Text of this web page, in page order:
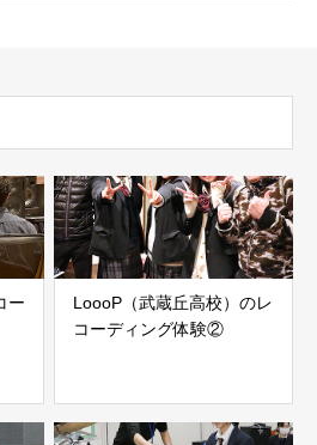
ー
LoooP（武蔵丘高校）のレ
コーディング体験②